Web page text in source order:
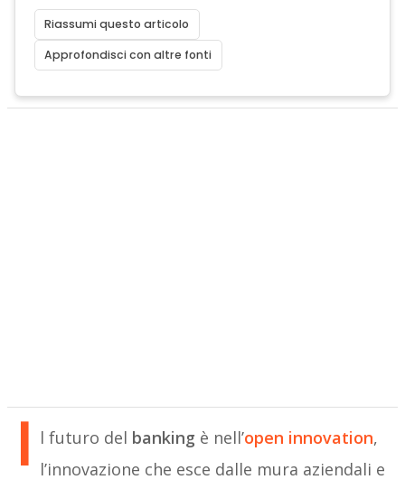
Riassumi questo articolo
Approfondisci con altre fonti
I l futuro del banking è nell’open innovation,
l’innovazione che esce dalle mura aziendali e